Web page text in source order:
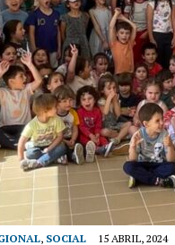
, SOCIAL 15 ABRIL, 2024